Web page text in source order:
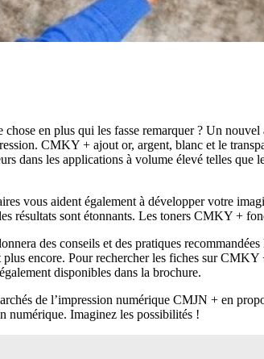
chose en plus qui les fasse remarquer ? Un
CMKY + ajout or, argent, blanc et le
dans les applications à volume élevé telles
vous aident également à développer votre
sont étonnants. Les toners CMKY +
des conseils et des pratiques
encore. Pour rechercher les fiches sur
disponibles dans la brochure.
de l’impression numérique CMJN + en
numérique. Imaginez les possibilités !